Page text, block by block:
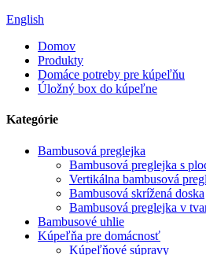
English
Domov
Produkty
Domáce potreby pre kúpeľňu
Úložný box do kúpeľne
Kategórie
Bambusová preglejka
Bambusová preglejka s
Vertikálna bambusová
Bambusová skrížená doska
Bambusová preglejka v
Bambusové uhlie
Kúpeľňa pre domácnosť
Kúpeľňové súpravy